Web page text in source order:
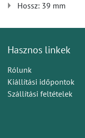
Hossz: 39 mm
Hasznos linkek
Rólunk
Kiállítási időpontok
Szállítási feltételek